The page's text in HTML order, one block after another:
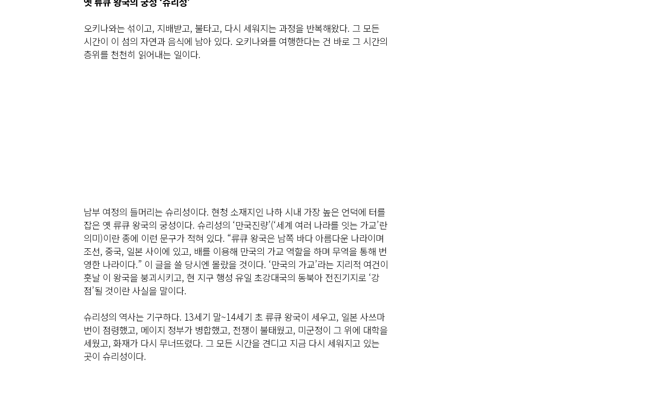
오키나와는 섞이고, 지배받고, 불타고, 다시 세워지는 과정을 반복해왔다. 그 모든
시간이 이 섬의 자연과 음식에 남아 있다. 오키나와를 여행한다는 건 바로 그 시간의
층위를 천천히 읽어내는 일이다.
남부 여정의 들머리는 슈리성이다. 현청 소재지인 나하 시내 가장 높은 언덕에 터를
잡은 옛 류큐 왕국의 궁성이다. 슈리성의 ‘만국진량’(‘세계 여러 나라를 잇는 가교’란
의미)이란 종에 이런 문구가 적혀 있다. “류큐 왕국은 남쪽 바다 아름다운 나라이며
조선, 중국, 일본 사이에 있고, 배를 이용해 만국의 가교 역할을 하며 무역을 통해 번
영한 나라이다.” 이 글을 쓸 당시엔 몰랐을 것이다. ‘만국의 가교’라는 지리적 여건이
훗날 이 왕국을 붕괴시키고, 현 지구 행성 유일 초강대국의 동북아 전진기지로 ‘강
점’될 것이란 사실을 말이다.
슈리성의 역사는 기구하다. 13세기 말~14세기 초 류큐 왕국이 세우고, 일본 사쓰마
번이 점령했고, 메이지 정부가 병합했고, 전쟁이 불태웠고, 미군정이 그 위에 대학을
세웠고, 화재가 다시 무너뜨렸다. 그 모든 시간을 견디고 지금 다시 세워지고 있는
곳이 슈리성이다.